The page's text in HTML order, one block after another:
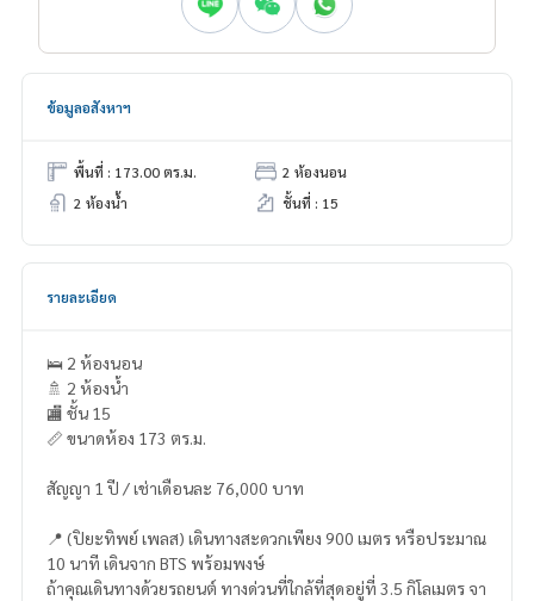
ข้อมูลอสังหาฯ
พื้นที่ : 173.00 ตร.ม.
2 ห้องนอน
2 ห้องน้ำ
ชั้นที่ : 15
รายละเอียด
🛌 2 ห้องนอน
🚿 2 ห้องน้ำ
🏬 ชั้น 15
📏 ขนาดห้อง 173 ตร.ม.
สัญญา 1 ปี / เช่าเดือนละ 76,000 บาท
📍 (ปิยะทิพย์ เพลส) เดินทางสะดวกเพียง 900 เมตร หรือประมาณ
10 นาที เดินจาก BTS พร้อมพงษ์
ถ้าคุณเดินทางด้วยรถยนต์ ทางด่วนที่ใกล้ที่สุดอยู่ที่ 3.5 กิโลเมตร จา